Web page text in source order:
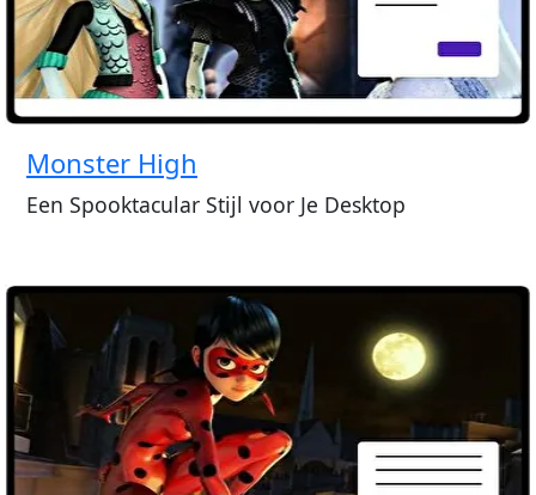
Monster High
Een Spooktacular Stijl voor Je Desktop